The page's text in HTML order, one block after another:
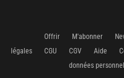
Offrir M'abonner
légales
CGU CGV Aide
données